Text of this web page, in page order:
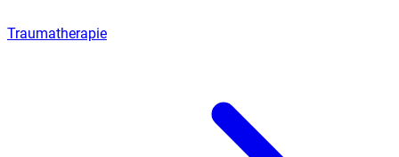
Traumatherapie